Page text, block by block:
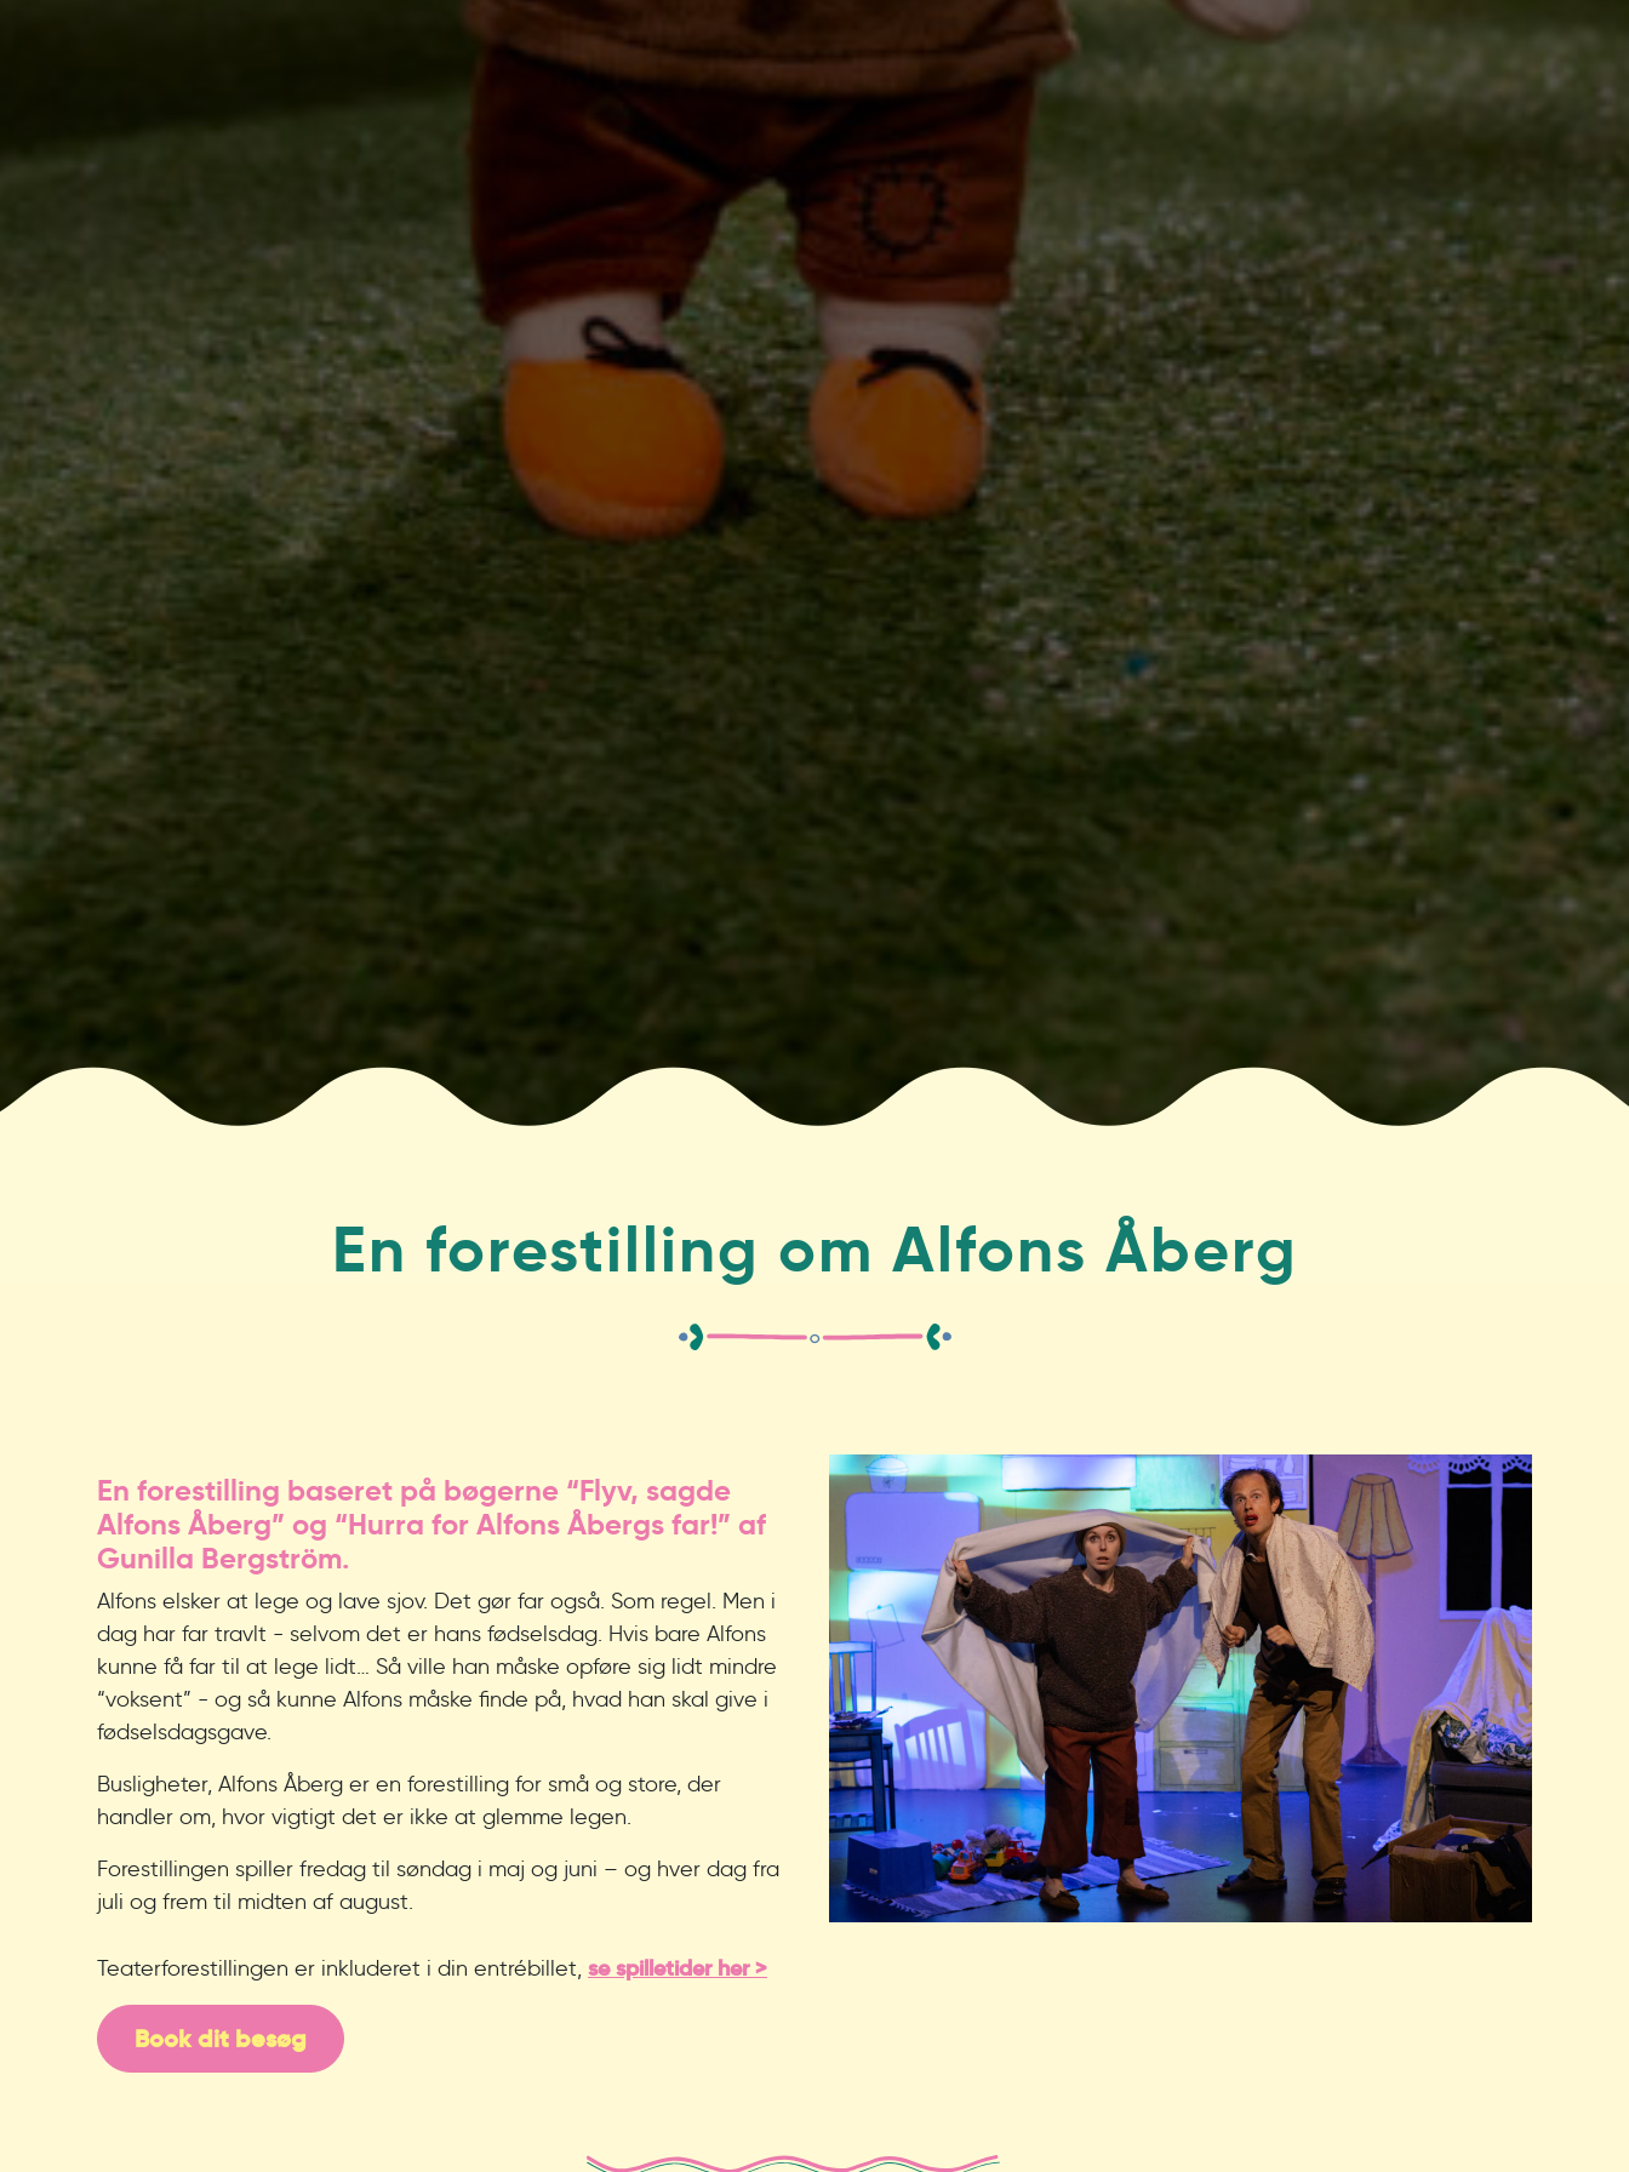
En forestilling om Alfons Åberg
En forestilling baseret på bøgerne “Flyv, sagde
Alfons Åberg” og “Hurra for Alfons Åbergs far!” af
Gunilla Bergström.
Alfons elsker at lege og lave sjov. Det gør far også. Som regel. Men i
dag har far travlt - selvom det er hans fødselsdag. Hvis bare Alfons
kunne få far til at lege lidt… Så ville han måske opføre sig lidt mindre
“voksent” - og så kunne Alfons måske finde på, hvad han skal give i
fødselsdagsgave.
Busligheter, Alfons Åberg er en forestilling for små og store, der
handler om, hvor vigtigt det er ikke at glemme legen.
Forestillingen spiller fredag til søndag i maj og juni – og hver dag fra
juli og frem til midten af august.
Teaterforestillingen er inkluderet i din entrébillet, se spilletider her >
Book dit besøg